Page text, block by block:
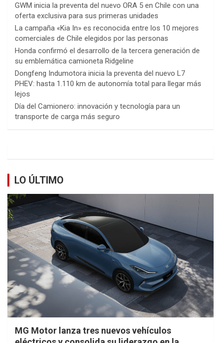
GWM inicia la preventa del nuevo ORA 5 en Chile con una
oferta exclusiva para sus primeras unidades
La campaña «Kia In» es reconocida entre los 10 mejores
comerciales de Chile elegidos por las personas
Honda confirmó el desarrollo de la tercera generación de
su emblemática camioneta Ridgeline
Dongfeng Indumotora inicia la preventa del nuevo L7
PHEV: hasta 1.110 km de autonomía total para llegar más
lejos
Día del Camionero: innovación y tecnología para un
transporte de carga más seguro
LO ÚLTIMO
MG Motor lanza tres nuevos vehículos